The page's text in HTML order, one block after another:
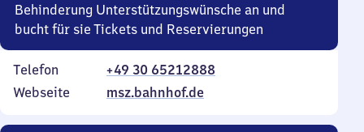
Behinderung Unterstützungswünsche an und
bucht für sie Tickets und Reservierungen
Telefon
+49 30 65212888
Webseite
msz.bahnhof.de